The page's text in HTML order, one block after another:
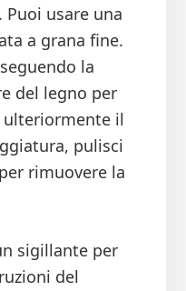
Puoi usare una
a grana fine.
la
del legno per
ulteriormente il
pulisci
rimuovere la
sigillante per
del